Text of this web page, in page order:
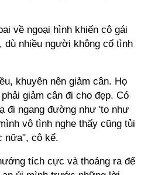
về ngoại hình khiến cô gái
dù nhiều người không cố tình
khuyên nên giảm cân. Họ
giảm cân đi cho đẹp. Có
đi ngang đường như 'to như
vô tình nghe thấy cũng tủi
nữa", cô kể.
tích cực và thoáng ra để